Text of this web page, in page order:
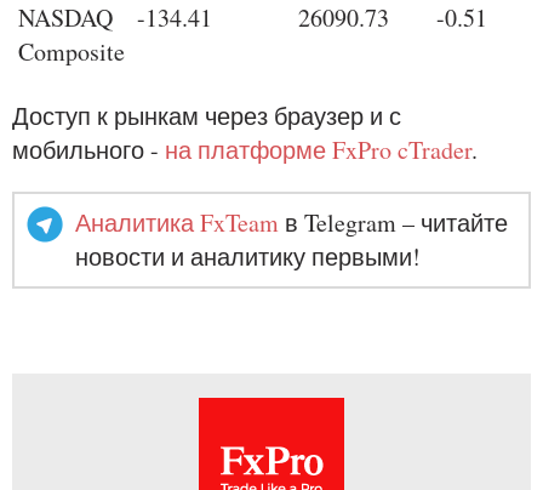
NASDAQ
Composite
-134.41 26090.73 -0.51
Доступ к рынкам через браузер и с
мобильного - на платформе FxPro cTrader.
Аналитика FxTeam в Telegram – читайте
новости и аналитику первыми!